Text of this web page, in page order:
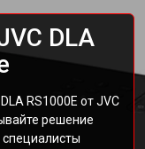
DLA
RS1000E от JVC
решение